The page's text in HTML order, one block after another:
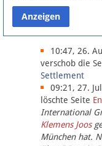
Datenschutz
Über Lobbypedia
Impressum
10:47, 26.
verschob die
Settlement
09:21, 27.
löschte Seite
International
Klemens Joos
München hat.